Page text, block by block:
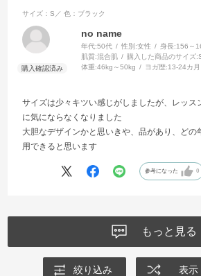
サイズ：S／ 色：ブラック
no name
年代:50代 性別:女性 身長:156～
肌質:混合肌 購入した商品のサイズ:
体重:46kg～50kg ヨガ歴:13-24カ月
サイズは少々キツい感じがしましたが、レッス
に気にならなくなりました
大胆なデザインかと思いきや、品があり、どの
用できると思います
参考になった 0
もっと見る
絞り込み 表示